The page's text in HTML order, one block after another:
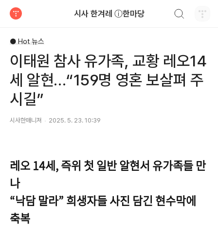
시사 한겨레 ⓘ한마당
● Hot 뉴스
이태원 참사 유가족, 교황 레오14
세 알현…“159명 영혼 보살펴 주
시길”
시사한매니져 2025. 5. 23. 10:39
레오 14세, 즉위 첫 일반 알현서 유가족들 만
나
“낙담 말라” 희생자들 사진 담긴 현수막에
축복